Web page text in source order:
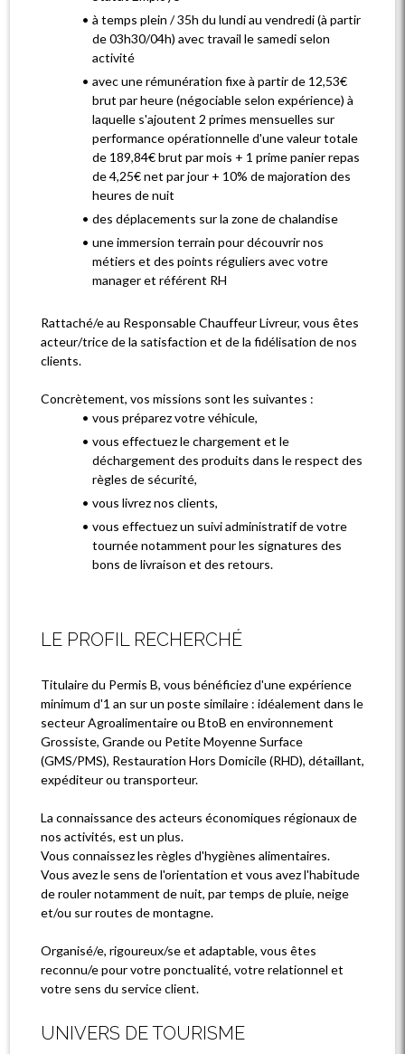
à temps plein / 35h du lundi au vendredi (à partir
de 03h30/04h) avec travail le samedi selon
activité
avec une rémunération fixe à partir de 12,53€
brut par heure (négociable selon expérience) à
laquelle s'ajoutent 2 primes mensuelles sur
performance opérationnelle d'une valeur totale
de 189,84€ brut par mois + 1 prime panier repas
de 4,25€ net par jour + 10% de majoration des
heures de nuit
des déplacements sur la zone de chalandise
une immersion terrain pour découvrir nos
métiers et des points réguliers avec votre
manager et référent RH
Rattaché/e au Responsable Chauffeur Livreur, vous êtes
acteur/trice de la satisfaction et de la fidélisation de nos
clients.
Concrètement, vos missions sont les suivantes :
vous préparez votre véhicule,
vous effectuez le chargement et le
déchargement des produits dans le respect des
règles de sécurité,
vous livrez nos clients,
vous effectuez un suivi administratif de votre
tournée notamment pour les signatures des
bons de livraison et des retours.
LE PROFIL RECHERCHÉ
Titulaire du Permis B, vous bénéficiez d'une expérience
minimum d'1 an sur un poste similaire : idéalement dans le
secteur Agroalimentaire ou BtoB en environnement
Grossiste, Grande ou Petite Moyenne Surface
(GMS/PMS), Restauration Hors Domicile (RHD), détaillant,
expéditeur ou transporteur.
La connaissance des acteurs économiques régionaux de
nos activités, est un plus.
Vous connaissez les règles d'hygiènes alimentaires.
Vous avez le sens de l'orientation et vous avez l'habitude
de rouler notamment de nuit, par temps de pluie, neige
et/ou sur routes de montagne.
Organisé/e, rigoureux/se et adaptable, vous êtes
reconnu/e pour votre ponctualité, votre relationnel et
votre sens du service client.
UNIVERS DE TOURISME